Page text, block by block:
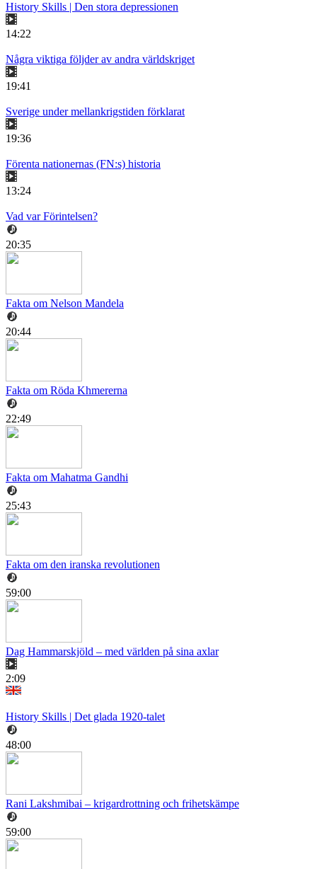
History Skills | Den stora depressionen
14:22
Några viktiga följder av andra världskriget
19:41
Sverige under mellankrigstiden förklarat
19:36
Förenta nationernas (FN:s) historia
13:24
Vad var Förintelsen?
20:35
Fakta om Nelson Mandela
20:44
Fakta om Röda Khmererna
22:49
Fakta om Mahatma Gandhi
25:43
Fakta om den iranska revolutionen
59:00
Dag Hammarskjöld – med världen på sina axlar
2:09
History Skills | Det glada 1920-talet
48:00
Rani Lakshmibai – krigardrottning och frihetskämpe
59:00